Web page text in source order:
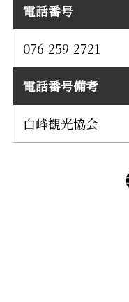
電話番号
076-259-2721
電話番号備考
白峰観光協会